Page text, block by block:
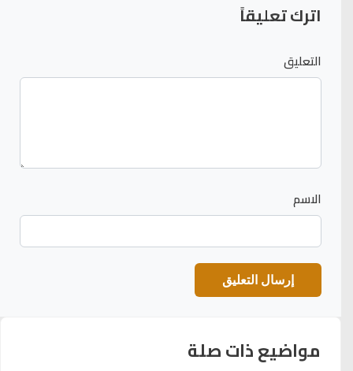
اترك تعليقاً
التعليق
الاسم
مواضيع ذات صلة